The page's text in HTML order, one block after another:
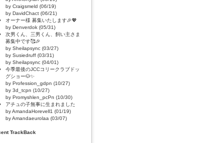
by Craigsmeld (06/19)
by DavidChact (06/21)
オーナー様 募集いたします🎉💖
by Denverdok (05/31)
次男くん、三男くん、飼い主さま
募集中です🥰🎉
by Sheilapsync (03/27)
by Susiedruff (03/31)
by Sheilapsync (04/01)
今季最後のJCCコリークラブドッ
グショー🐶✨
by Profession_gdpn (10/27)
by 3d_tcpn (10/27)
by Promyshlen_pcPn (10/30)
アチュの子無事に生まれました
by AmandaHorevell1 (01/19)
by Amandaeurolaa (03/07)
TrackBack